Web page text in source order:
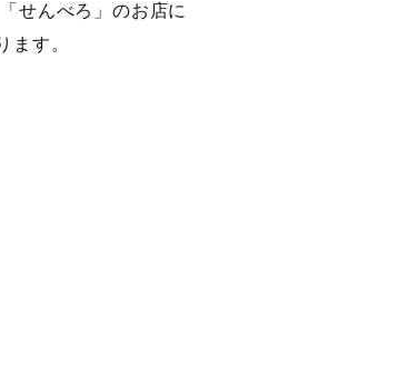
せんべろ」のお店に
ます。